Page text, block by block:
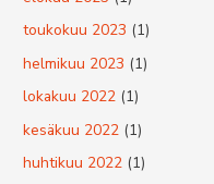
toukokuu 2023 (1)
helmikuu 2023 (1)
lokakuu 2022 (1)
kesäkuu 2022 (1)
huhtikuu 2022 (1)